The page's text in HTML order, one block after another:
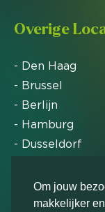
Om jouw
makkelijker
Overige
- Den Haag
- Brussel
- Berlijn
- Hamburg
- Dusseldorf